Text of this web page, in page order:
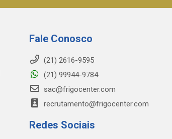
Fale Conosco
(21) 2616-9595
(21) 99944-9784
sac@frigocenter.com
recrutamento@frigocenter.com
Redes Sociais